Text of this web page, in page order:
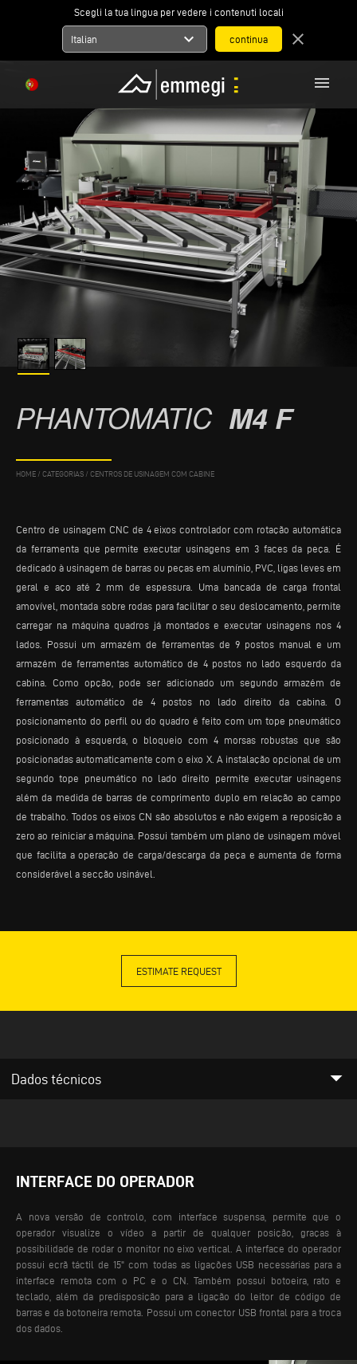
Scegli la tua lingua per vedere i contenuti locali
Italian expand_more close
menu
PHANTOMATIC M4 F
HOME / CATEGORIAS / CENTROS DE USINAGEM COM CABINE
Centro de usinagem CNC de 4 eixos controlador com rotação automática
da ferramenta que permite executar usinagens em 3 faces da peça. É
dedicado à usinagem de barras ou peças em alumínio, PVC, ligas leves em
geral e aço até 2 mm de espessura. Uma bancada de carga frontal
amovível, montada sobre rodas para facilitar o seu deslocamento, permite
carregar na máquina quadros já montados e executar usinagens nos 4
lados. Possui um armazém de ferramentas de 9 postos manual e um
armazém de ferramentas automático de 4 postos no lado esquerdo da
cabina. Como opção, pode ser adicionado um segundo armazém de
ferramentas automático de 4 postos no lado direito da cabina. O
posicionamento do perfil ou do quadro é feito com um tope pneumático
posicionado à esquerda, o bloqueio com 4 morsas robustas que são
posicionadas automaticamente com o eixo X. A instalação opcional de um
segundo tope pneumático no lado direito permite executar usinagens
além da medida de barras de comprimento duplo em relação ao campo
de trabalho. Todos os eixos CN são absolutos e não exigem a reposição a
zero ao reiniciar a máquina. Possui também um plano de usinagem móvel
que facilita a operação de carga/descarga da peça e aumenta de forma
considerável a secção usinável.
ESTIMATE REQUEST
Dados técnicos arrow_drop_down
INTERFACE DO OPERADOR
A nova versão de controlo, com interface suspensa, permite que o
operador visualize o vídeo a partir de qualquer posição, graças à
possibilidade de rodar o monitor no eixo vertical. A interface do operador
possui ecrã táctil de 15" com todas as ligações USB necessárias para a
interface remota com o PC e o CN. Também possui botoeira, rato e
teclado, além da predisposição para a ligação do leitor de código de
barras e da botoneira remota. Possui um conector USB frontal para a troca
dos dados.